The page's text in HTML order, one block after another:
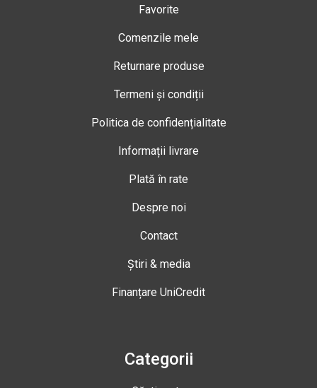
Favorite
Comenzile mele
Returnare produse
Termeni și condiții
Politica de confidențialitate
Informații livrare
Plată în rate
Despre noi
Contact
Știri & media
Finanțare UniCredit
Categorii